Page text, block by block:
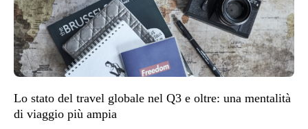
Lo stato del travel globale nel Q3 e oltre: una mentalità
di viaggio più ampia